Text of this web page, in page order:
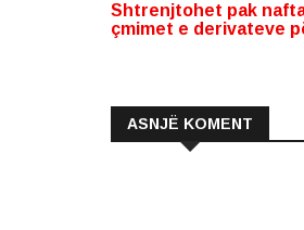
Shtrenjtohet pak
çmimet e derivateve
ASNJË KOMENT